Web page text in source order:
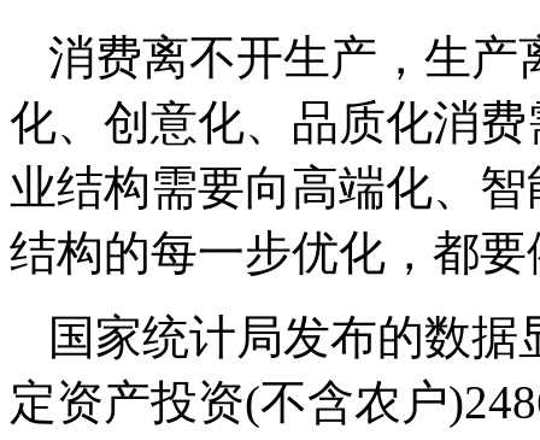
消费离不开生产，生产
化、创意化、品质化消
业结构需要向高端化、
结构的每一步优化，都
国家统计局发布的数据
定资产投资(不含农户